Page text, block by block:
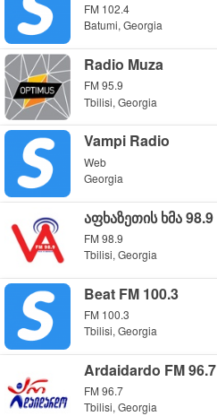
FM 102.4
Batumi, Georgia
Radio Muza
FM 95.9
Tbilisi, Georgia
Vampi Radio
Web
Georgia
აფხაზეთის ხმა 98.9
FM 98.9
Tbilisi, Georgia
Beat FM 100.3
FM 100.3
Tbilisi, Georgia
Ardaidardo FM 96.7
FM 96.7
Tbilisi, Georgia